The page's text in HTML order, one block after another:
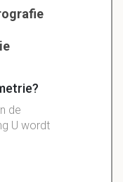
de
U wordt